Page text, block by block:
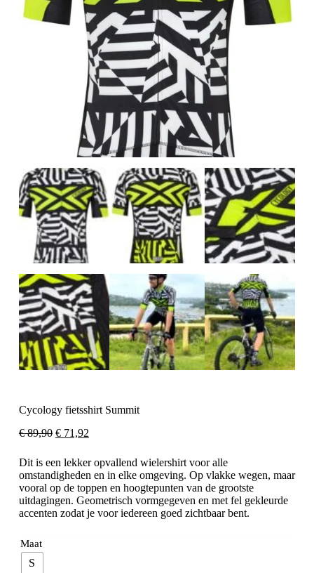
Cycology fietsshirt Summit
€89,90 Oorspronkelijke
was:
€ 89,90.
€71,92Huidige
€ 71,92.
Dit is een lekker opvallend wielershirt voor alle
omstandigheden en in elke omgeving. Op vlakke wegen, maar
vooral op de toppen en hoogtepunten van de grootste
uitdagingen. Geometrisch vormgegeven en met fel gekleurde
accenten zodat je voor iedereen goed zichtbaar bent.
Maat
S